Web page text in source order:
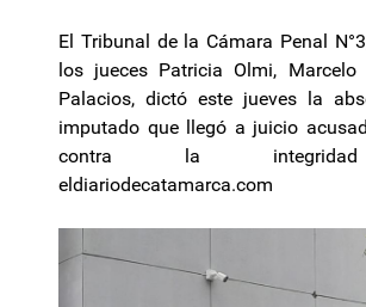
El Tribunal de la Cámara Penal
los jueces Patricia Olmi,
Palacios, dictó este jueves la
imputado que llegó a juicio
contra la
eldiariodecatamarca.com